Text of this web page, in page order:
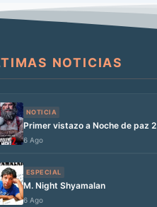
NOTICIAS
NOTICIA
Primer vistazo a Noche de paz 2
6 Ago
ESPECIAL
M. Night Shyamalan
6 Ago